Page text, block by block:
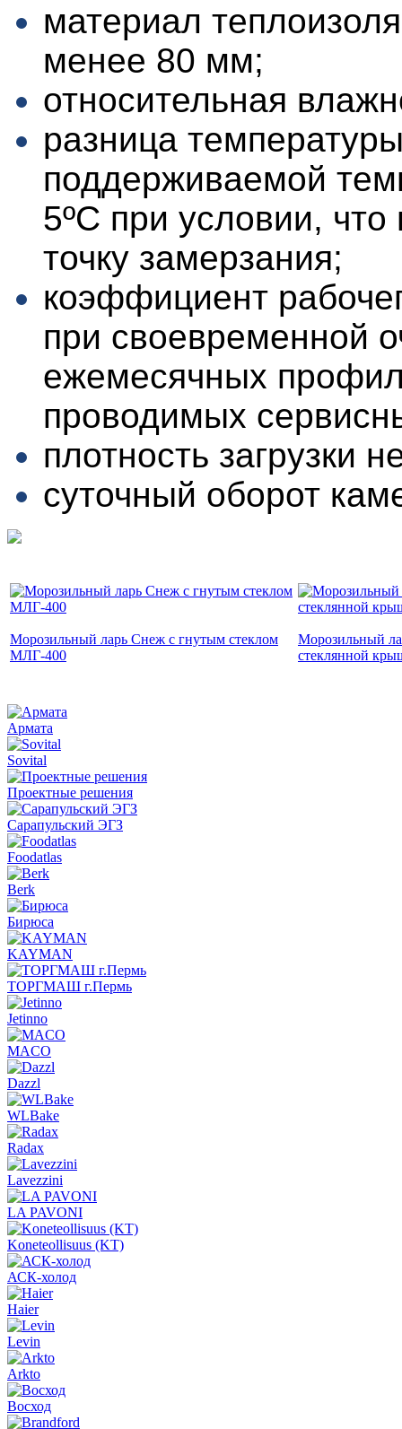
материал
менее 80 мм;
относительная
разница
поддерживаемой
5ºС при условии, что
точку замерзания;
коэффициент
при своевременной
ежемесячных
проводимых
плотность загрузки
суточный оборот
Морозильный ларь Снеж с гнутым стеклом
МЛГ-400
Морозильный
стеклянной
Армата
Sovital
Проектные решения
Сарапульский ЭГЗ
Foodatlas
Berk
Бирюса
KAYMAN
ТОРГМАШ г.Пермь
Jetinno
MACO
Dazzl
WLBake
Radax
Lavezzini
LA PAVONI
Koneteollisuus (KT)
АСК-холод
Haier
Levin
Arkto
Восход